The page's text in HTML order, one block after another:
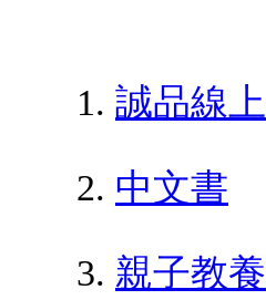
誠品線上
中文書
親子教養